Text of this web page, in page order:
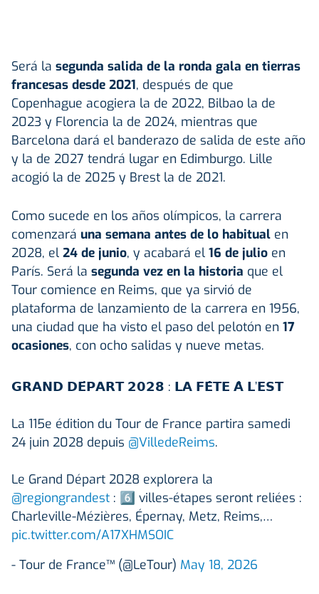
Será la segunda salida de la ronda gala en tierras
francesas desde 2021, después de que
Copenhague acogiera la de 2022, Bilbao la de
2023 y Florencia la de 2024, mientras que
Barcelona dará el banderazo de salida de este año
y la de 2027 tendrá lugar en Edimburgo. Lille
acogió la de 2025 y Brest la de 2021.
Como sucede en los años olímpicos, la carrera
comenzará una semana antes de lo habitual en
2028, el 24 de junio, y acabará el 16 de julio en
París. Será la segunda vez en la historia que el
Tour comience en Reims, que ya sirvió de
plataforma de lanzamiento de la carrera en 1956,
una ciudad que ha visto el paso del pelotón en 17
ocasiones, con ocho salidas y nueve metas.
𝗚𝗥𝗔𝗡𝗗 𝗗𝗘́𝗣𝗔𝗥𝗧 𝟮𝟬𝟮𝟴 : 𝗟𝗔 𝗙𝗘̂𝗧𝗘 𝗔̀ 𝗟’𝗘𝗦𝗧
La 115e édition du Tour de France partira samedi
24 juin 2028 depuis @VilledeReims.
Le Grand Départ 2028 explorera la
@regiongrandest : 6️⃣ villes-étapes seront reliées :
Charleville-Mézières, Épernay, Metz, Reims,…
pic.twitter.com/A17XHMSOIC
- Tour de France™ (@LeTour) May 18, 2026